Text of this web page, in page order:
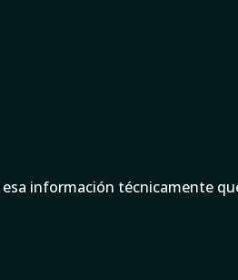
información técnicamente